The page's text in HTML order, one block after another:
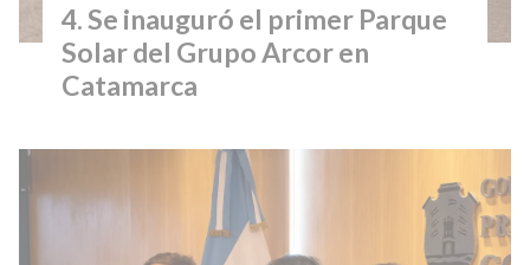
Se inauguró el primer Parque
Solar del Grupo Arcor en
Catamarca